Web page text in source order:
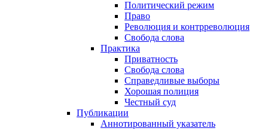
Политический режим
Право
Революция и контрреволюция
Свобода слова
Практика
Приватность
Свобода слова
Справедливые выборы
Хорошая полиция
Честный суд
Публикации
Аннотированный указатель